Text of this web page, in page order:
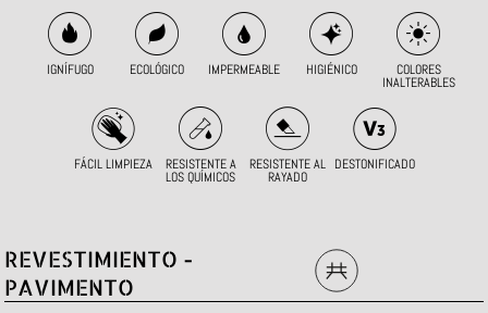
IGNÍFUGO ECOLÓGICO IMPERMEABLE HIGIÉNICO COLORES
INALTERABLES
FÁCIL LIMPIEZA RESISTENTE A
LOS QUÍMICOS
RESISTENTE AL
RAYADO
DESTONIFICADO
REVESTIMIENTO -
PAVIMENTO